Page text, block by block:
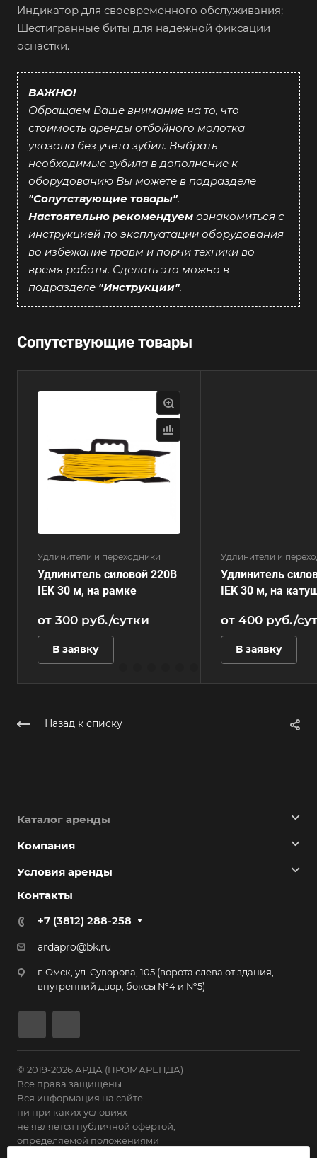
Индикатор для своевременного обслуживания;
Шестигранные биты для надежной фиксации
оснастки.
ВАЖНО!
Обращаем Ваше внимание на то, что
стоимость аренды отбойного молотка
указана без учёта зубил. Выбрать
необходимые зубила в дополнение к
оборудованию Вы можете в подразделе
"Сопутствующие товары".
Настоятельно рекомендуем ознакомиться с
инструкцией по эксплуатации оборудования
во избежание травм и порчи техники во
время работы. Сделать это можно в
подразделе "Инструкции".
Сопутствующие товары
Удлинители и переходники
Удлинитель силовой 220В
IEK 30 м, на рамке
от 300 руб./сутки
В заявку
Удлинители и
Удлинитель
IEK 30 м, на
от 400 руб./
В заявку
Назад к списку
Каталог аренды
Компания
Условия аренды
Контакты
+7 (3812) 288-258
ardapro@bk.ru
г. Омск, ул. Суворова, 105 (ворота слева от здания,
внутренний двор, боксы №4 и №5)
© 2019-2026 АРДА (ПРОМАРЕНДА)
Все права защищены.
Вся информация на сайте
ни при каких условиях
не является публичной офертой,
определяемой положениями